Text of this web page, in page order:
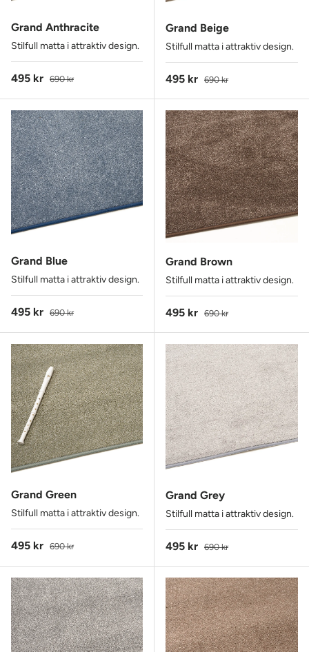
Grand Anthracite
Stilfull matta i attraktiv design.
Reapris
495 kr Ordinarie pris
690 kr
Grand Beige
Stilfull matta i attraktiv design.
Reapris
495 kr Ordinarie pris
690 kr
Grand Blue
Stilfull matta i attraktiv design.
Reapris
495 kr Ordinarie pris
690 kr
Grand Brown
Stilfull matta i attraktiv design.
Reapris
495 kr Ordinarie pris
690 kr
Grand Green
Stilfull matta i attraktiv design.
Reapris
495 kr Ordinarie pris
690 kr
Grand Grey
Stilfull matta i attraktiv design.
Reapris
495 kr Ordinarie pris
690 kr